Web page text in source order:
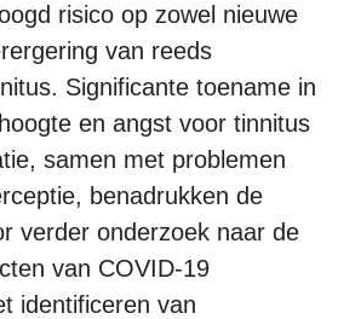
risico op zowel nieuwe
van reeds
Significante toename in
en angst voor tinnitus
samen met problemen
benadrukken de
verder onderzoek naar de
van COVID-19
identificeren van